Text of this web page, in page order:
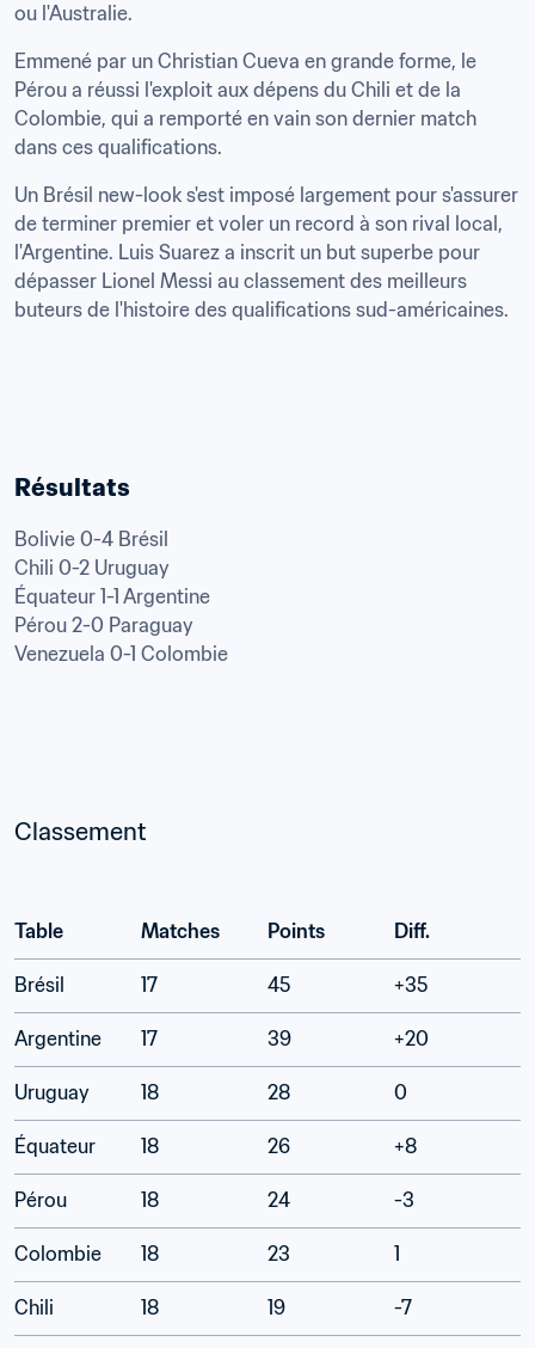
ou l'Australie.
Emmené par un Christian Cueva en grande forme, le
Pérou a réussi l'exploit aux dépens du Chili et de la
Colombie, qui a remporté en vain son dernier match
Un Brésil new-look s'est imposé largement pour s'assurer
de terminer premier et voler un record à son rival local,
l'Argentine. Luis Suarez a inscrit un but superbe pour
dépasser Lionel Messi au classement des meilleurs
Résultats
Bolivie 0-4 Brésil
Chili 0-2 Uruguay
Équateur 1-1 Argentine
Pérou 2-0 Paraguay
Venezuela 0-1 Colombie
Classement
Table Matches Points Diff.
Brésil 17 45 +35
Argentine 17 39 +20
Uruguay 18 28 0
Équateur 18 26 +8
Pérou 18 24 -3
Colombie 18 23 1
Chili 18 19 -7